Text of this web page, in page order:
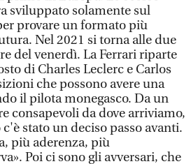
sviluppato solamente sul
provare un formato più
Nel 2021 si torna alle due
del venerdì. La Ferrari riparte
di Charles Leclerc e Carlos
che possono avere una
il pilota monegasco. Da un
consapevoli da dove arriviamo,
stato un deciso passo avanti.
più aderenza, più
Poi ci sono gli avversari, che